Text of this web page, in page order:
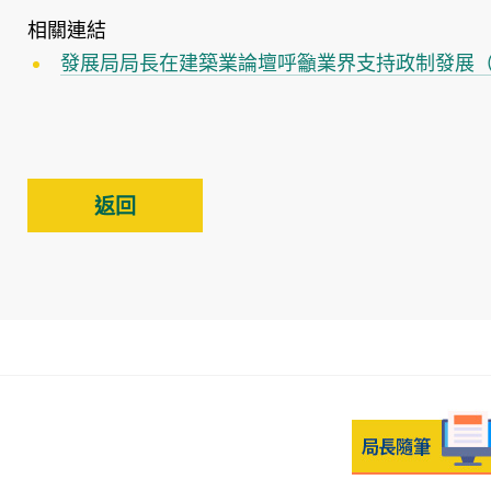
相關連結
發展局局長在建築業論壇呼籲業界支持政制發展
返回